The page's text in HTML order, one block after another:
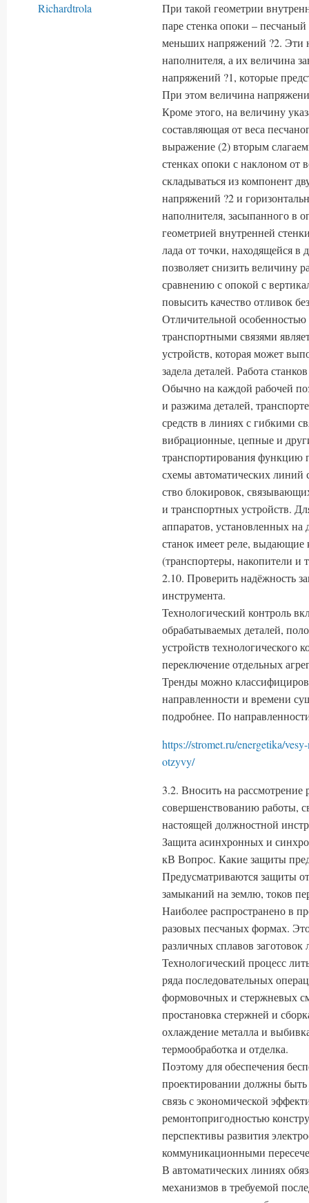
Richardtrola
При такой геометрии
паре стенка опоки –
меньших напряжений ?2. Эти
наполнителя, а их величина
напряжений ?1, которые
При этом величина
Кроме этого, на величину
составляющая от веса
выражение (2) вторым
стенках опоки с наклоном от
складываться из компонент
напряжений ?2 и
наполнителя, засыпанного в
геометрией внутренней
лада от точки, находящейся в
позволяет снизить величину
сравнению с опокой с
повысить качество отливок
Отличительной
транспортными связями
устройств, которая может
задела деталей. Работа
Обычно на каждой рабочей
и разжима деталей,
средств в линиях с гибкими
вибрационные, цепные и
транспортиро­вания функцию
схемы автоматических линий
ство блокировок,
и транспортных устройств.
аппаратов, установленных
станок имеет реле, выдающие
(транспортеры, накопители и
2.10. Проверить надёжность
инструмента.
Технологический контроль
обрабатываемых деталей,
устройств технологического
переключение отдельных
Тренды можно
направленности и времени
подробнее. По
https://stromet.ru/energetika/
otzyvy/
3.2. Вносить на рассмотрение
совершенствованию работы,
настоящей должностной
Защита асинхронных и
кВ Вопрос. Какие защиты
Предусматриваются защиты
замыканий на землю, токов
Наиболее распространено в
разовых песчаных формах.
различных сплавов
Технологический процесс
ряда последовательных
формовочных и стержневых
простановка стержней и
охлаждение металла и
термообработка и отделка.
Поэтому для обеспечения
проектировании должны
связь с экономической
ремонтопригодностью
перспективы развития
коммуникационными
В автоматических линиях
механизмов в требуемой